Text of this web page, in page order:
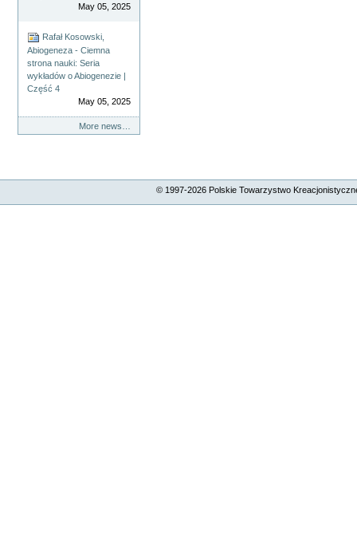
May 05, 2025
Rafał Kosowski,
Abiogeneza - Ciemna
strona nauki: Seria
wykładów o Abiogenezie |
Część 4
May 05, 2025
More news…
© 1997-2026Polskie Towarzystwo